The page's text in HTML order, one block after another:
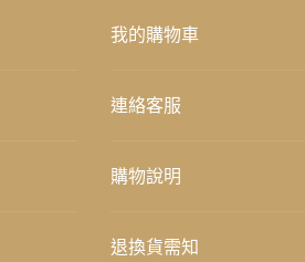
我的購物車
連絡客服
購物說明
退換貨需知